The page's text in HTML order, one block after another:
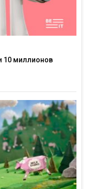
10 миллионов